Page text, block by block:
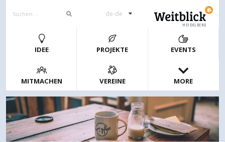
de-de
HEIDELBERG
IDEE PROJEKTE EVENTS
MITMACHEN VEREINE MORE